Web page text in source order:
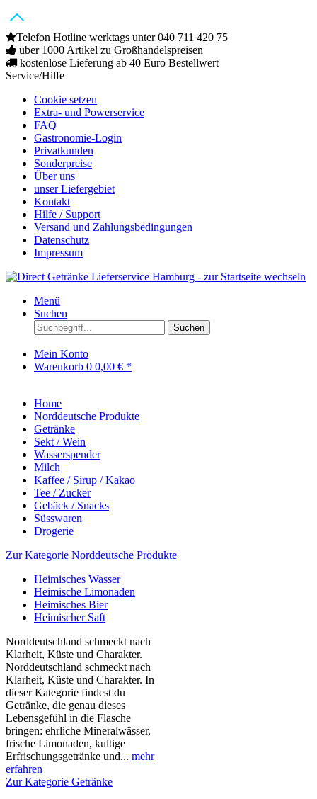
Telefon Hotline werktags unter 040 711 420 75
über 1000 Artikel zu Großhandelspreisen
kostenlose Lieferung ab 40 Euro Bestellwert
Service/Hilfe
Cookie setzen
Extra- und Powerservice
FAQ
Gastronomie-Login
Privatkunden
Sonderpreise
Über uns
unser Liefergebiet
Kontakt
Hilfe / Support
Versand und Zahlungsbedingungen
Datenschutz
Impressum
Menü
Suchen
Suchen
Mein Konto
Warenkorb 0 0,00 € *
Home
Norddeutsche Produkte
Getränke
Sekt / Wein
Wasserspender
Milch
Kaffee / Sirup / Kakao
Tee / Zucker
Gebäck / Snacks
Süsswaren
Drogerie
Zur Kategorie Norddeutsche Produkte
Heimisches Wasser
Heimische Limonaden
Heimisches Bier
Heimischer Saft
Norddeutschland schmeckt nach
Klarheit, Küste und Charakter.
Norddeutschland schmeckt nach
Klarheit, Küste und Charakter. In
dieser Kategorie findest du
Getränke, die genau dieses
Lebensgefühl in die Flasche
bringen: ehrliche Mineralwässer,
frische Limonaden, kultige
Erfrischungsgetränke und... mehr
erfahren
Zur Kategorie Getränke